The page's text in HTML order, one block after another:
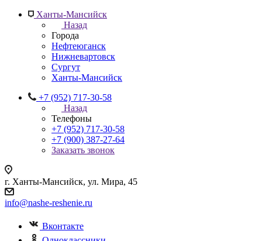
Ханты-Мансийск
Назад
Города
Нефтеюганск
Нижневартовск
Сургут
Ханты-Мансийск
+7 (952) 717-30-58
Назад
Телефоны
+7 (952) 717-30-58
+7 (900) 387-27-64
Заказать звонок
г. Ханты-Мансийск, ул. Мира, 45
info@nashe-reshenie.ru
Вконтакте